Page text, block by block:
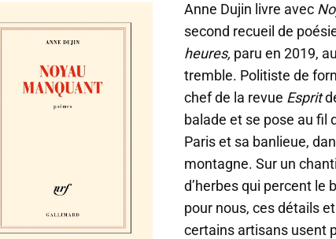
Anne Dujin livre avec
second recueil de
heures, paru en 2019,
tremble. Politiste de
chef de la revue Esprit
balade et se pose au fil
Paris et sa banlieue,
montagne. Sur un
d’herbes qui percent le
pour nous, ces détails
certains artisans usent